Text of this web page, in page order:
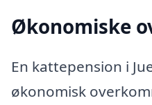
Økonomiske
En kattepension i
økonomisk